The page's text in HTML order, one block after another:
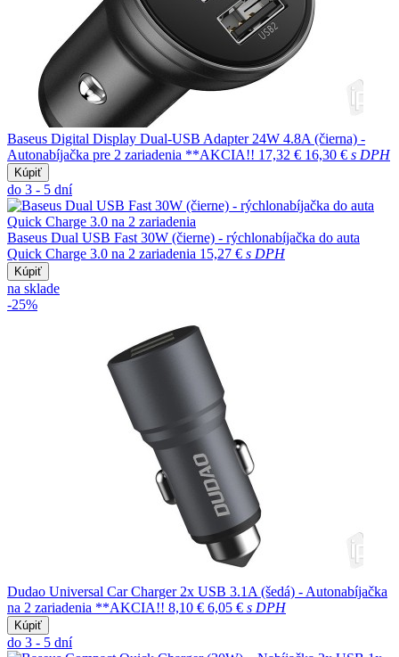
Baseus Digital Display Dual-USB Adapter 24W 4.8A (čierna) -
Autonabíjačka pre 2 zariadenia **AKCIA!! 17,32 € 16,30 € s DPH
Kúpiť
do 3 - 5 dní
Baseus Dual USB Fast 30W (čierne) - rýchlonabíjačka do auta
Quick Charge 3.0 na 2 zariadenia 15,27 € s DPH
Kúpiť
na sklade
-25%
Dudao Universal Car Charger 2x USB 3.1A (šedá) - Autonabíjačka
na 2 zariadenia **AKCIA!! 8,10 € 6,05 € s DPH
Kúpiť
do 3 - 5 dní